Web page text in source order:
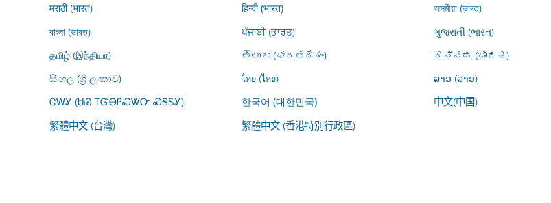
मराठी (भारत)
हिन्दी (भारत) অসমীয়া (ভাৰত)
বাংলা (ভারত)
ਪੰਜਾਬੀ (ਭਾਰਤ) ગુજરાતી (ભારત)
தமிழ் (இந்தியா)
తెలుగు (భారతదేశం) ಕನ್ನಡ (ಭಾರತ)
සිංහල (ශ්‍රී ලංකාව)
ไทย (ไทย) ລາວ (ລາວ)
ᏣᎳᎩ (ᏌᏊ ᎢᏳᎾᎵᏍᏔᏅ ᏍᎦᏚᎩ)
한국어 (대한민국) 中文(中国)
繁體中文 (台灣) 繁體中文 (香港特別行政區)